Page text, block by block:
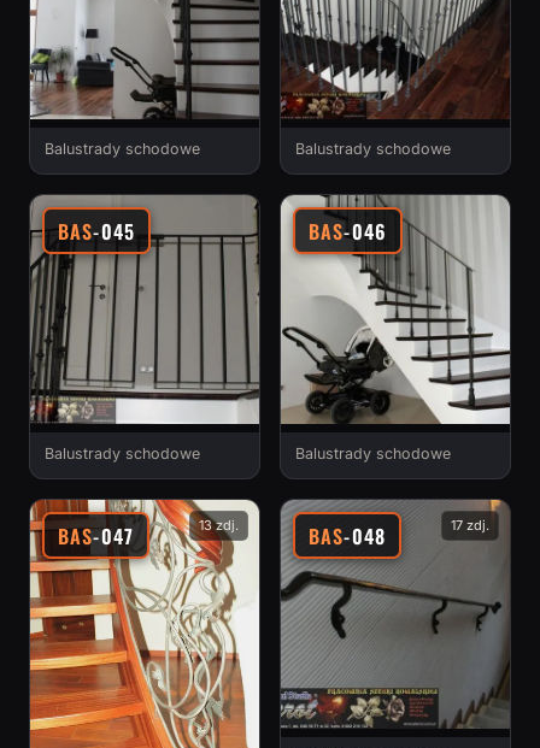
Balustrady schodowe Balustrady schodowe
BAS-045
Balustrady schodowe
BAS-046
Balustrady schodowe
BAS-047 13 zdj. BAS-048 17 zdj.